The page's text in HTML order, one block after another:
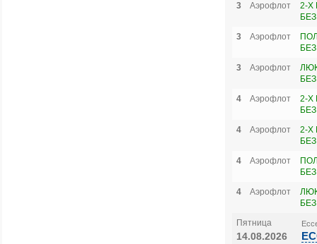
3
Аэрофлот
2-Х
3
Аэрофлот
3
Аэрофлот
4
Аэрофлот
2-Х
4
Аэрофлот
2-Х
4
Аэрофлот
4
Аэрофлот
Пятница
14.08.2026